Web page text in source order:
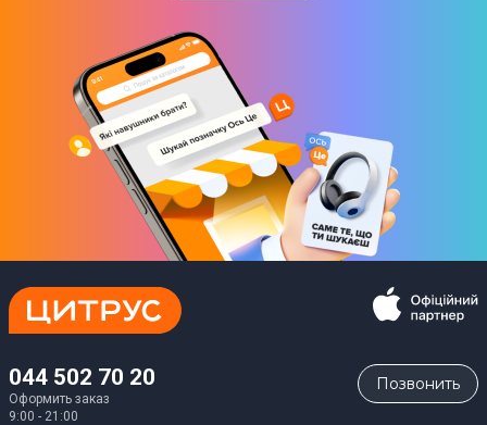
044 502 70 20
Оформить заказ
9:00 - 21:00
Позвонить